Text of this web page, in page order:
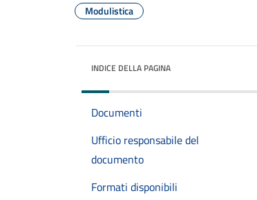
Modulistica
INDICE DELLA PAGINA
Documenti
Ufficio responsabile del
documento
Formati disponibili